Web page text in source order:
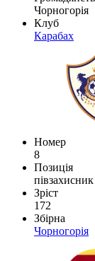
Чорногорія
Клуб
Карабах
Номер
8
Позиція
півзахисник
Зріст
172
Збірна
Чорногорія